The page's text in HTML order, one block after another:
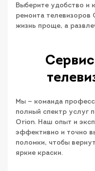
Выберите удобство и
ремонта
жизнь проще, а
Мы — команда
полный спектр услуг
Orion. Наш опыт и
эффективно и точно
поломки, чтобы
яркие краски.